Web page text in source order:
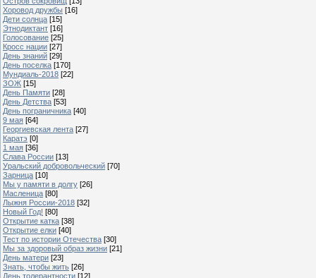
Хоровод дружбы [16]
Дети солнца [15]
Этнодиктант [16]
Голосование [25]
Кросс нации [27]
День знаний [29]
День поселка [170]
Мундиаль-2018 [22]
ЗОЖ [15]
День Памяти [28]
День Детства [53]
День пограничника [40]
9 мая [64]
Георгиевская лента [27]
Каратэ [0]
1 мая [36]
Слава России [13]
Уральский добровольческий [70]
Зарница [10]
Мы у памяти в долгу [26]
Масленица [80]
Лыжня России-2018 [32]
Новый Год! [80]
Открытие катка [38]
Открытие елки [40]
Тест по истории Отечества [30]
Мы за здоровый образ жизни [21]
День матери [23]
Знать, чтобы жить [26]
День толерантности [12]